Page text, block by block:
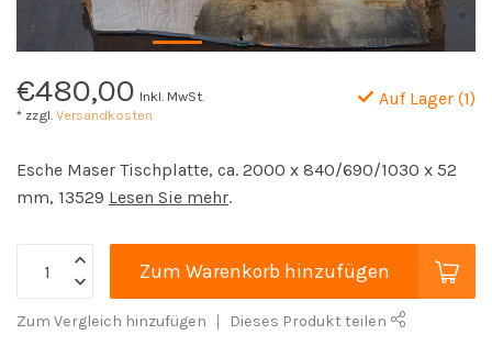
€480,00 Inkl. MwSt.
* zzgl. Versandkosten
Auf Lager (1)
Esche Maser Tischplatte, ca. 2000 x 840/690/1030 x 52
mm, 13529 Lesen Sie mehr.
Zum Warenkorb hinzufügen
Zum Vergleich hinzufügen Dieses Produkt teilen